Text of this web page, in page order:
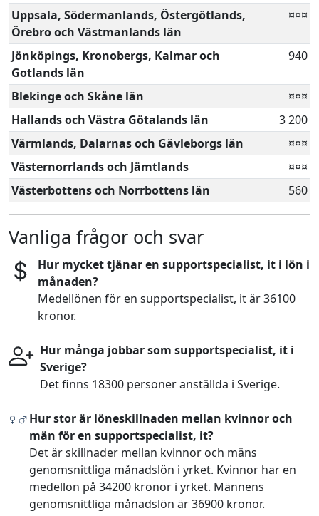
Uppsala, Södermanlands, Östergötlands,
Örebro och Västmanlands län
¤¤¤
Jönköpings, Kronobergs, Kalmar och
Gotlands län
940
Blekinge och Skåne län
¤¤¤
Hallands och Västra Götalands län
3 200
Värmlands, Dalarnas och Gävleborgs län
¤¤¤
Västernorrlands och Jämtlands
¤¤¤
Västerbottens och Norrbottens län
560
Vanliga frågor och svar
Hur mycket tjänar en supportspecialist, it i lön i
månaden?
Medellönen för en supportspecialist, it är 36100
kronor.
Hur många jobbar som supportspecialist, it i
Sverige?
Det finns 18300 personer anställda i Sverige.
Hur stor är löneskillnaden mellan kvinnor och
män för en supportspecialist, it?
Det är skillnader mellan kvinnor och mäns
genomsnittliga månadslön i yrket. Kvinnor har en
medellön på 34200 kronor i yrket. Männens
genomsnittliga månadslön är 36900 kronor.